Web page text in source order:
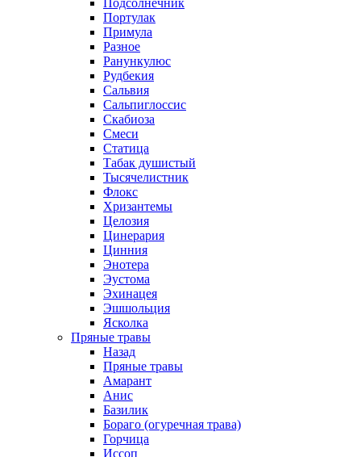
Подсолнечник
Портулак
Примула
Разное
Ранункулюс
Рудбекия
Сальвия
Сальпиглоссис
Скабиоза
Смеси
Статица
Табак душистый
Тысячелистник
Флокс
Хризантемы
Целозия
Цинерария
Цинния
Энотера
Эустома
Эхинацея
Эшшольция
Ясколка
Пряные травы
Назад
Пряные травы
Амарант
Анис
Базилик
Бораго (огуречная трава)
Горчица
Иссоп